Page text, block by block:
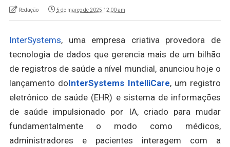
Redação 5 de março de 2025 12:00 am
InterSystems, uma empresa criativa provedora de
tecnologia de dados que gerencia mais de um bilhão
de registros de saúde a nível mundial, anunciou hoje o
lançamento doInterSystems IntelliCare, um registro
eletrônico de saúde (EHR) e sistema de informações
de saúde impulsionado por IA, criado para mudar
fundamentalmente o modo como médicos,
administradores e pacientes interagem com a